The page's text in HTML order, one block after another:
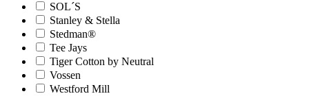
SOL´S
Stanley & Stella
Stedman®
Tee Jays
Tiger Cotton by Neutral
Vossen
Westford Mill